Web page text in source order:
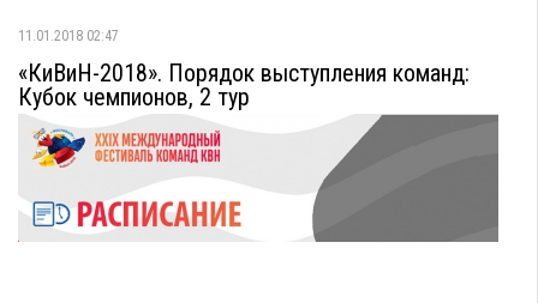
11.01.2018 02:47
«КиВиН-2018». Порядок выступления команд:
Кубок чемпионов, 2 тур